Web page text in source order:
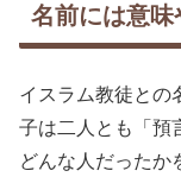
名前には意味
イスラム教徒との
子は二人とも「預
どんな人だったか